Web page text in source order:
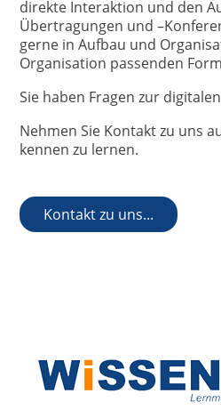
direkte Interaktion und den
Übertragungen und
gerne in Aufbau und
Organisation passenden
Sie haben Fragen zur
Nehmen Sie Kontakt zu uns
kennen zu lernen.
Kontakt zu uns...